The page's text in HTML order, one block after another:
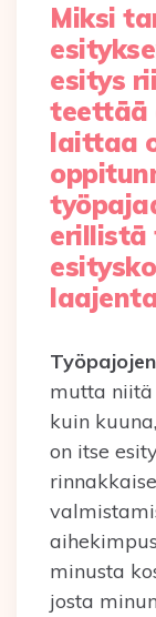
Miksi
esitys
teettää
laittaa
erillistä
mutta
kuin
on itse
minusta
josta